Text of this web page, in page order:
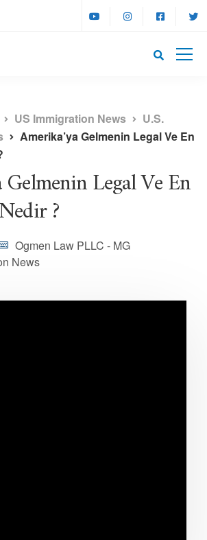
US Immigration News
U.S.
Amerika’ya Gelmenin Legal Ve En
Gelmenin Legal Ve En
?
Ogmen Law PLLC - MG
News